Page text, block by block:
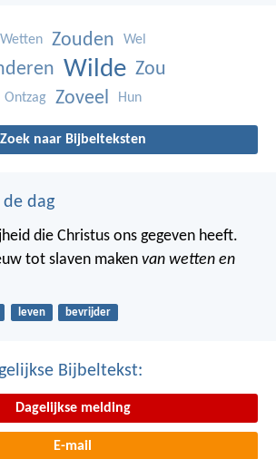
Wetten Zouden Wel
Wilde Zou
Ontzag Zoveel Hun
Zoek naar Bijbelteksten
dag
die Christus ons gegeven heeft.
tot slaven maken van wetten en
leven bevrijder
Bijbeltekst:
Dagelijkse melding
E-mail